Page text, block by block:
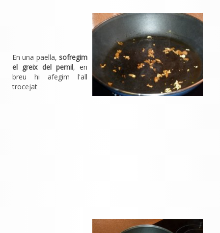
En una paella, sofregim
el greix del pernil, en
breu hi afegim l'all
trocejat